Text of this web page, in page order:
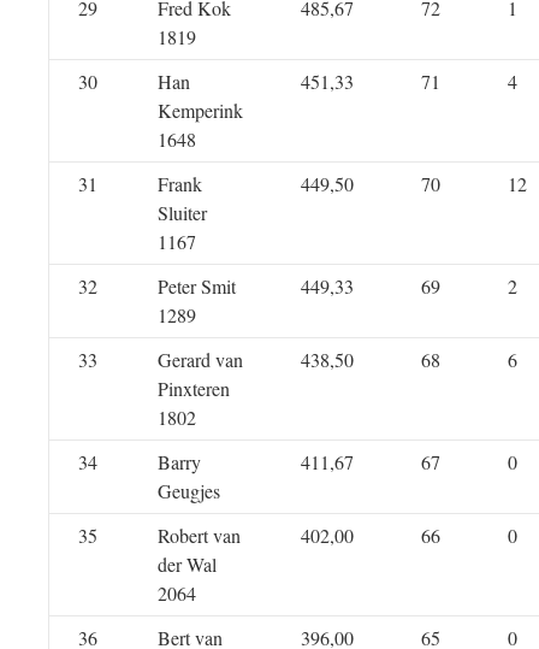
29
Fred Kok
1819
485,67 72 1
30
Han
Kemperink
1648
451,33 71 4
31
Frank
Sluiter
1167
449,50 70 12
32
Peter Smit
1289
449,33 69 2
33
Gerard van
Pinxteren
1802
438,50 68 6
34
Barry
Geugjes
411,67 67 0
35
Robert van
der Wal
2064
402,00 66 0
36
Bert van
396,00 65 0